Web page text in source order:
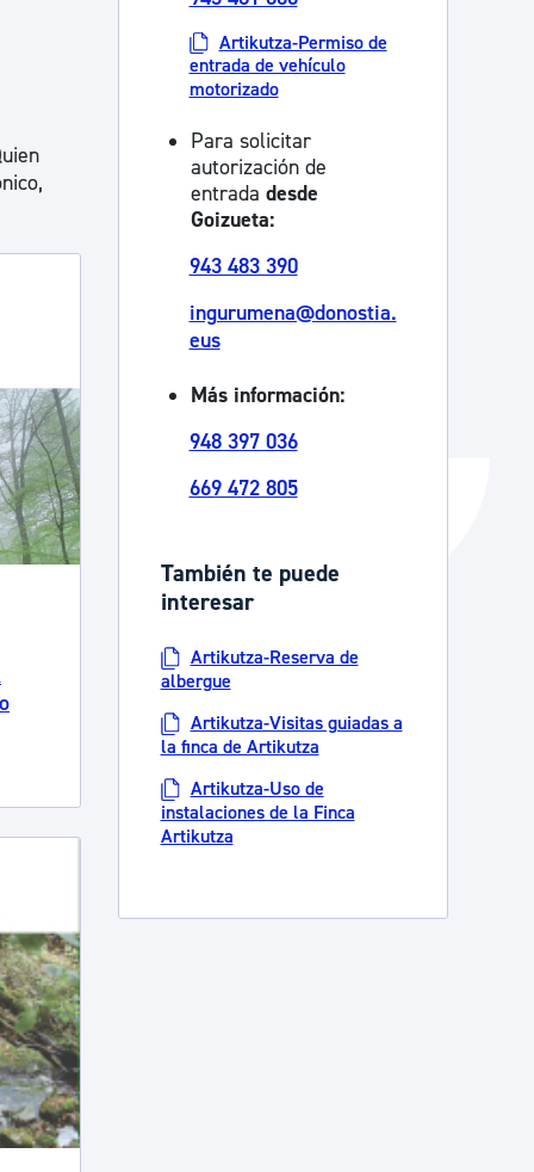
Catálogo de trámites
Ayuda a la tramitación
Artikutza-Permiso de
entrada de vehículo
motorizado
Para solicitar
autorización de
entrada desde
Goizueta:
943 483 390
ingurumena@donostia.
eus
Más información:
948 397 036
669 472 805
También te puede
interesar
Artikutza-Reserva de
albergue
Artikutza-Visitas guiadas a
la finca de Artikutza
Artikutza-Uso de
instalaciones de la Finca
Artikutza